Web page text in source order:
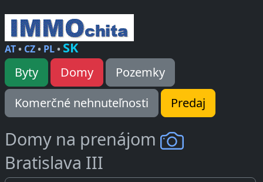
AT• CZ• PL• SK
Byty Domy
Pozemky
Komerčné nehnuteľnosti
Predaj
Domy na prenájom
Bratislava III